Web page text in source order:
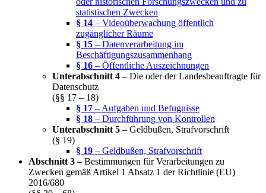
statistischen Zwecken
§ 14 – Videoüberwachung öffentlich
zugänglicher Räume
§ 15 – Datenverarbeitung im
Beschäftigungszusammenhang
§ 16 – Öffentliche Auszeichnungen
Unterabschnitt 4 – Die oder der Landesbeauftragte für
Datenschutz
(§§ 17 – 18)
§ 17 – Aufgaben und Befugnisse
§ 18 – Durchführung von Kontrollen
Unterabschnitt 5 – Geldbußen, Strafvorschrift
(§ 19)
§ 19 – Geldbußen, Strafvorschrift
Abschnitt 3 – Bestimmungen für Verarbeitungen zu
Zwecken gemäß Artikel 1 Absatz 1 der Richtlinie (EU)
2016/680